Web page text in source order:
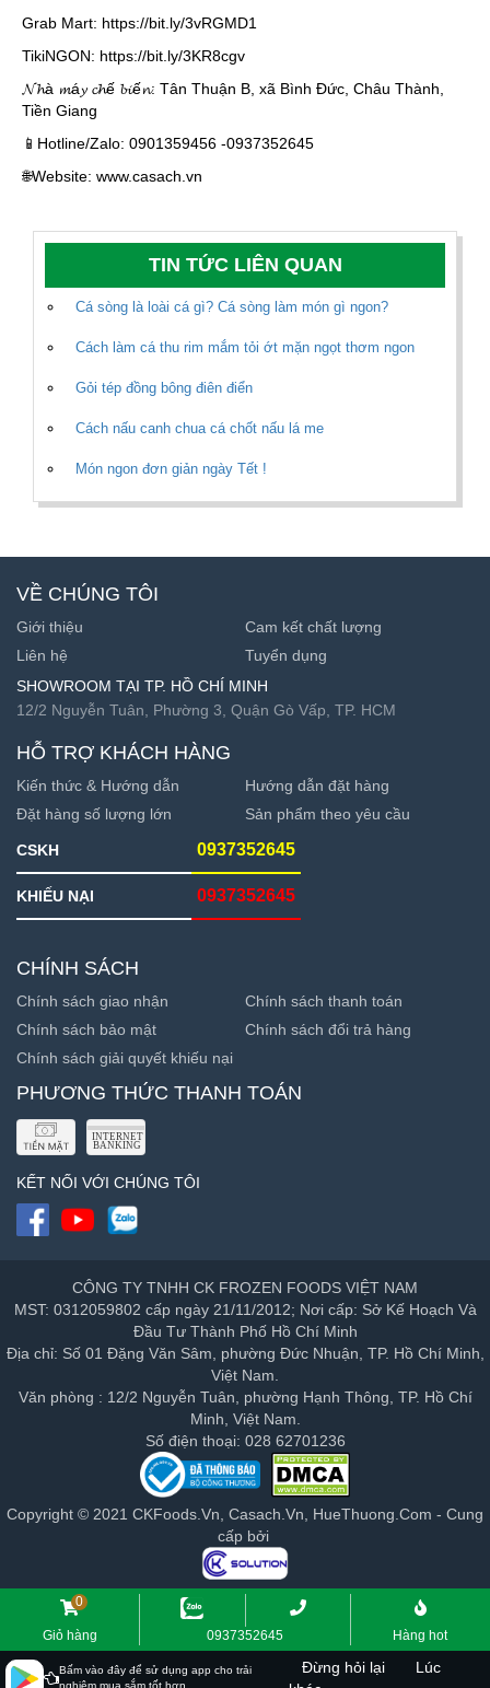
TIN TỨC LIÊN QUAN
Cá sòng là loài cá gì? Cá sòng làm món gì ngon?
Cách làm cá thu rim mắm tỏi ớt mặn ngọt thơm ngon
Gỏi tép đồng bông điên điển
Cách nấu canh chua cá chốt nấu lá me
Món ngon đơn giản ngày Tết !
Grab Mart: https://bit.ly/3vRGMD1
TikiNGON: https://bit.ly/3KR8cgv
𝓝𝓱à 𝓶á𝔂 𝓬𝓱ế 𝓫𝓲ế𝓷: Tân Thuận B, xã Bình Đức, Châu Thành,
Tiền Giang
📱Hotline/Zalo: 0901359456 -0937352645
🌐Website: www.casach.vn
VỀ CHÚNG TÔI
Giới thiệu
Cam kết chất lượng
Liên hệ
Tuyển dụng
SHOWROOM TẠI TP. HỒ CHÍ MINH
12/2 Nguyễn Tuân, Phường 3, Quận Gò Vấp, TP. HCM
CHÍNH SÁCH
Chính sách giao nhận
Chính sách thanh toán
Chính sách bảo mật
Chính sách đổi trả hàng
Chính sách giải quyết khiếu nại
PHƯƠNG THỨC THANH TOÁN
KẾT NỐI VỚI CHÚNG TÔI
HỖ TRỢ KHÁCH HÀNG
Kiến thức & Hướng dẫn
Hướng dẫn đặt hàng
Đặt hàng số lượng lớn
Sản phẩm theo yêu cầu
CSKH 0937352645
KHIẾU NẠI 0937352645
CÔNG TY TNHH CK FROZEN FOODS VIỆT NAM
MST: 0312059802 cấp ngày 21/11/2012; Nơi cấp: Sở Kế Hoạch Và
Đầu Tư Thành Phố Hồ Chí Minh
Địa chỉ: Số 01 Đặng Văn Sâm, phường Đức Nhuận, TP. Hồ Chí Minh,
Việt Nam.
Văn phòng : 12/2 Nguyễn Tuân, phường Hạnh Thông, TP. Hồ Chí
Minh, Việt Nam.
Số điện thoại: 028 62701236
Copyright © 2021 CKFoods.Vn, Casach.Vn, HueThuong.Com - Cung
cấp bởi
0
Giỏ hàng 0937352645 Hàng hot
Bấm vào đây để sử dụng app cho trải
nghiệm mua sắm tốt hơn
Đừng hỏi lại
Lúc